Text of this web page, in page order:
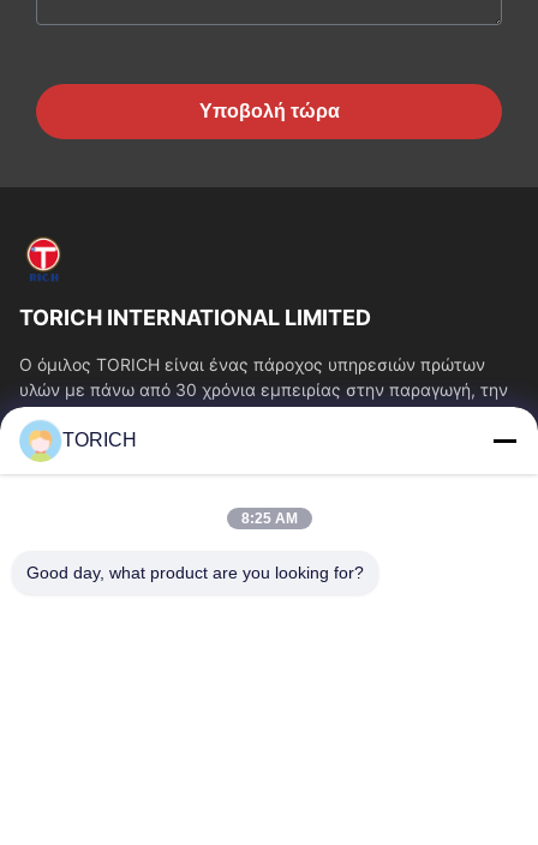
Υποβολή τώρα
TORICH INTERNATIONAL LIMITED
Ο όμιλος TORICH είναι ένας πάροχος υπηρεσιών πρώτων
υλών με πάνω από 30 χρόνια εμπειρίας στην παραγωγή, την
έρευνα και ανάπτυξη, το εμπόριο, την...
Γρήγοροι Σύνδεσμοι
Σχετικά Με Εμάς
Γύρος Εργοστασίων
Ποιοτικός Έλεγχος
TORICH
8:25 AM
Good day, what product are you looking for?